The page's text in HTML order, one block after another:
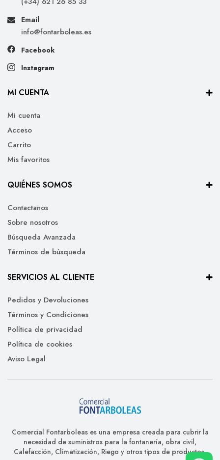
Email
info@fontarboleas.es
Facebook
Instagram
MI CUENTA
Mi cuenta
Acceso
Carrito
Mis favoritos
QUIÉNES SOMOS
Contactanos
Sobre nosotros
Búsqueda Avanzada
Términos de búsqueda
SERVICIOS AL CLIENTE
Pedidos y Devoluciones
Términos y Condiciones
Política de privacidad
Política de cookies
Aviso Legal
Comercial Fontarboleas es una empresa creada para cubrir la
necesidad de suministros para la fontanería, obra civil,
Calefacción, Climatización, Riego y otros tipos de productos.